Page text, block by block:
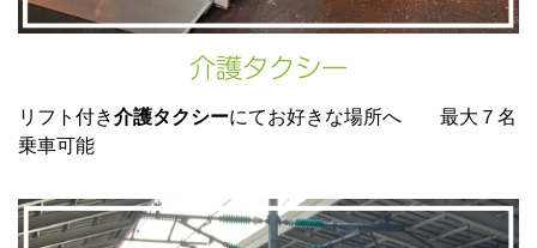
介護タクシー
リフト付き介護タクシーにてお好きな場所へ 最大７名
乗車可能